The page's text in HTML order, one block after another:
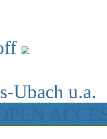
Ubach u.a.